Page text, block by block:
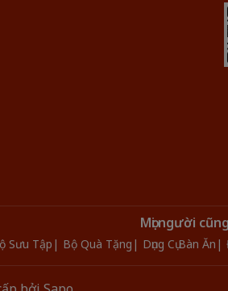
Mọi người
Sưu Tập Bộ Quà Tặng Dụng Cụ Bàn Ăn